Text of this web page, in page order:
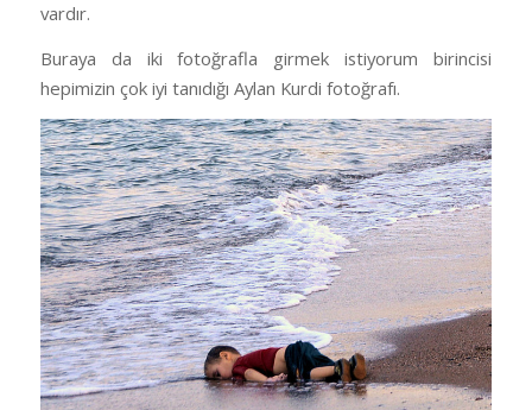
vardır.
Buraya da iki fotoğrafla girmek istiyorum birincisi
hepimizin çok iyi tanıdığı Aylan Kurdi fotoğrafı.